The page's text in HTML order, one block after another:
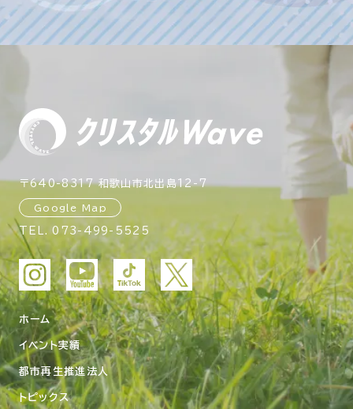
〒640-8317 和歌山市北出島12-7
Google Map
TEL.073-499-5525
ホーム
イベント実績
都市再生推進法人
トピックス